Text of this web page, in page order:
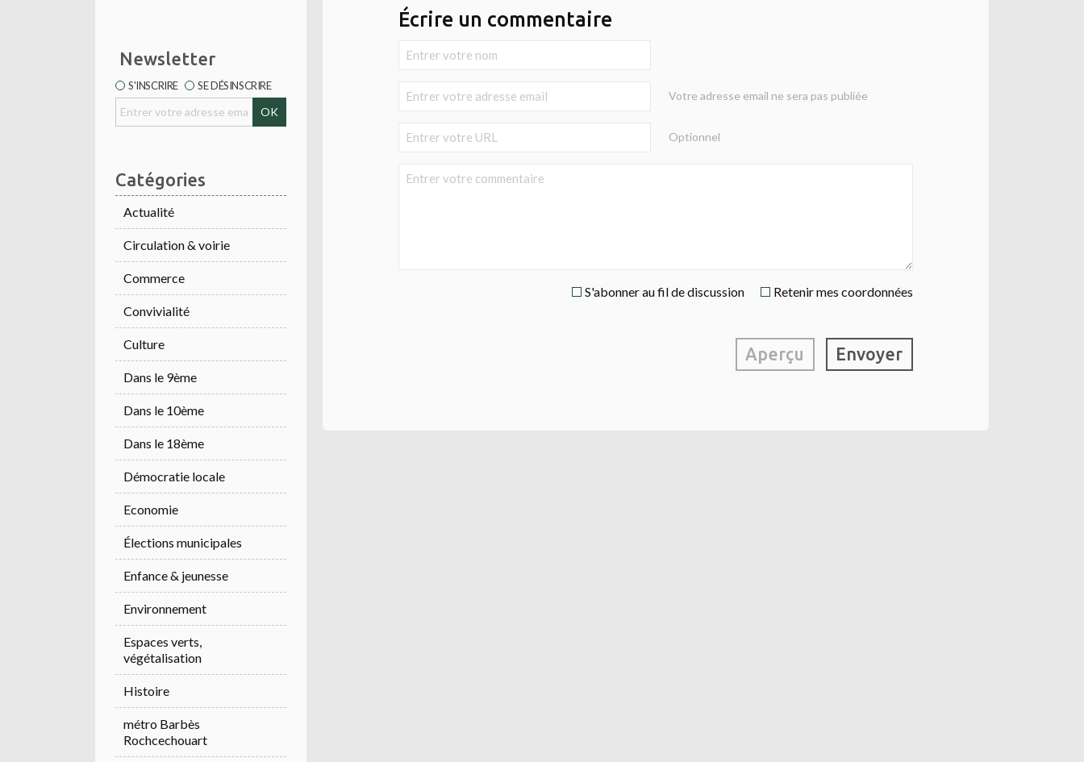
Newsletter
S'INSCRIRE SE DÉSINSCRIRE
Catégories
Actualité
Circulation & voirie
Commerce
Convivialité
Culture
Dans le 9ème
Dans le 10ème
Dans le 18ème
Démocratie locale
Economie
Élections municipales
Enfance & jeunesse
Environnement
Espaces verts,
végétalisation
Histoire
métro Barbès
Rochcechouart
Écrire un commentaire
Votre adresse email ne sera pas publiée
Optionnel
Retenir mes coordonnées
S'abonner au fil de discussion